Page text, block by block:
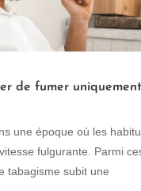
de fumer
une époque où les
fulgurante. Parmi
tabagisme subit une